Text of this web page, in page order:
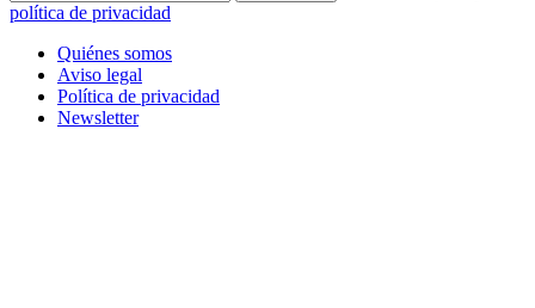
política de privacidad
Quiénes somos
Aviso legal
Política de privacidad
Newsletter